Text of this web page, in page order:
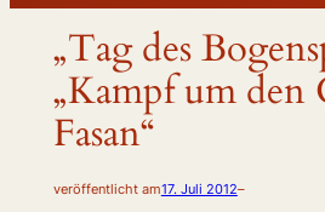
„Tag des
„Kampf um den
Fasan“
veröffentlicht am17. Juli 2012–